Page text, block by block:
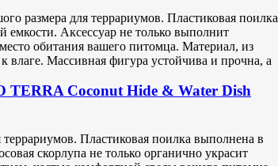
размера для террариумов. Пластиковая поилка
Аксессуар не только выполнит
обитания вашего питомца. Материал, из
влаге. Массивная фигура устойчива и прочна, а
TERRA Coconut Hide & Water Dish
Пластиковая поилка выполнена в
скорлупа не только органично украсит